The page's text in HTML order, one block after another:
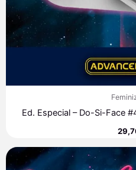
Ed. Especial – Do-Si-Face